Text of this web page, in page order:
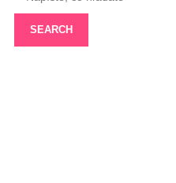
SEARCH